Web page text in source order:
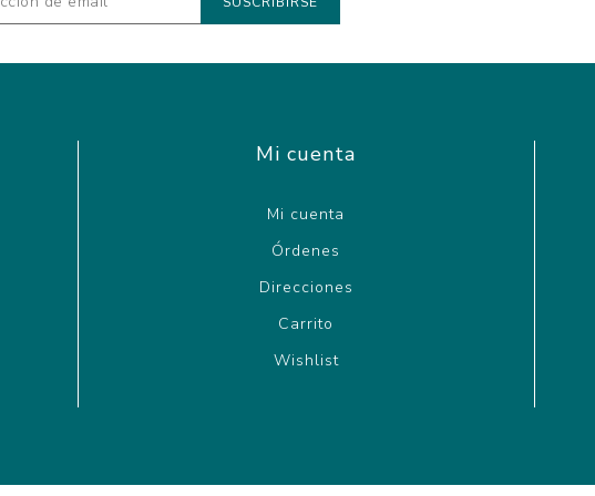
Mi cuenta
Mi cuenta
Órdenes
Direcciones
Carrito
Wishlist